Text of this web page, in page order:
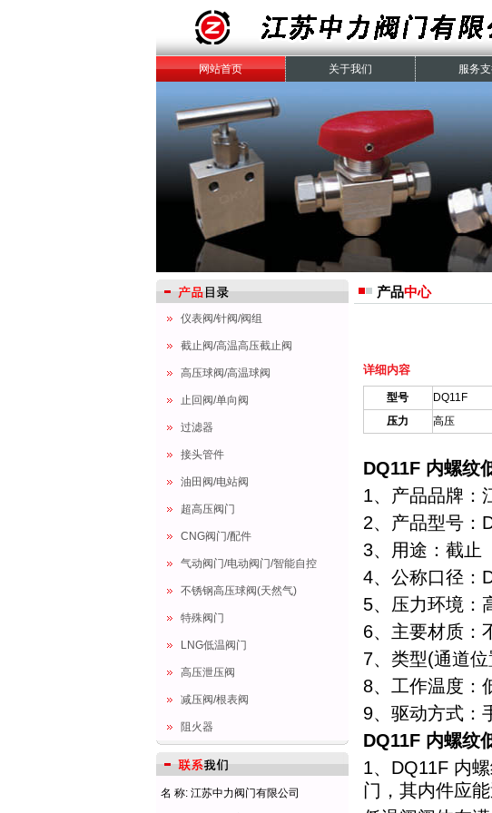
网站首页
关于我们 服务
仪表阀/针阀/阀组
截止阀/高温高压截止阀
高压球阀/高温球阀
止回阀/单向阀
过滤器
接头管件
油田阀/电站阀
超高压阀门
CNG阀门/配件
气动阀门/电动阀门/智能自控
不锈钢高压球阀(天然气)
特殊阀门
LNG低温阀门
高压泄压阀
减压阀/根表阀
阻火器
名 称: 江苏中力阀门有限公司
产品中心
详细内容
型号 DQ11F
压力
高压
DQ11F 内螺纹
1、产品品牌：
2、产品型号：
3、用途：截止
4、公称口径：
5、压力环境：
6、主要材质：
7、类型(通道
8、工作温度：
9、驱动方式：
DQ11F 内螺纹
1、DQ11F 内
门，其内件应